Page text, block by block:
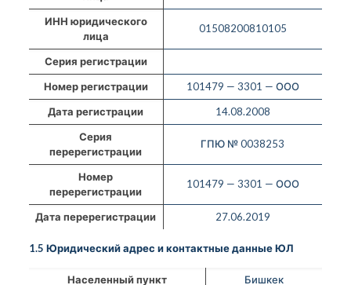
ИНН юридического
лица
01508200810105
Серия регистрации
Номер регистрации
101479 — 3301 — ООО
Дата регистрации
14.08.2008
Серия
перерегистрации
ГПЮ № 0038253
Номер
перерегистрации
101479 — 3301 — ООО
Дата перерегистрации 27.06.2019
1.5 Юридический адрес и контактные данные ЮЛ
Населенный пункт
Бишкек